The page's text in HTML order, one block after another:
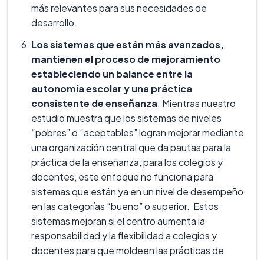
más relevantes para sus necesidades de
desarrollo.
Los sistemas que están más avanzados,
mantienen el proceso de mejoramiento
estableciendo un balance entre la
autonomía escolar y una práctica
consistente de enseñanza. Mientras nuestro
estudio muestra que los sistemas de niveles
“pobres” o “aceptables” logran mejorar mediante
una organización central que da pautas para la
práctica de la enseñanza, para los colegios y
docentes, este enfoque no funciona para
sistemas que están ya en un nivel de desempeño
en las categorías “bueno” o superior. Estos
sistemas mejoran si el centro aumenta la
responsabilidad y la flexibilidad a colegios y
docentes para que moldeen las prácticas de